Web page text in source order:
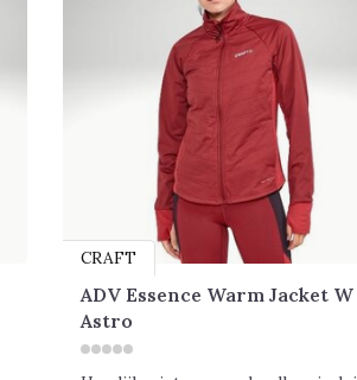
CRAFT
ADV Essence Warm Jacket W
Astro